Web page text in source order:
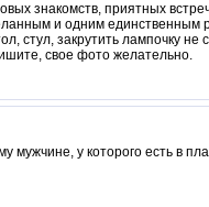
знакомств, приятных
и одним единственным
стул, закрутить лампочку не
свое фото желательно.
мужчине, у которого есть в